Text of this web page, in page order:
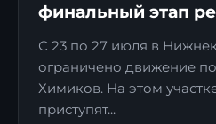
финальный этап
С 23 по 27 июля в
ограничено движение
Химиков. На этом
приступят...